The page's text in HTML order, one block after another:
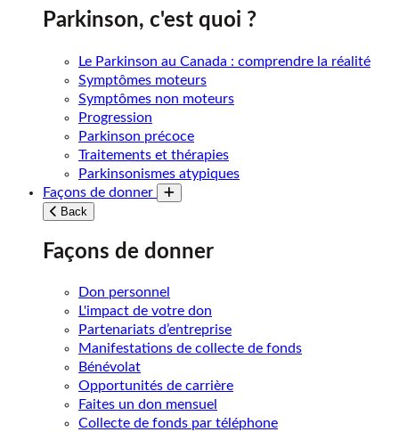
Parkinson, c'est quoi ?
Le Parkinson au Canada : comprendre la réalité
Symptômes moteurs
Symptômes non moteurs
Progression
Parkinson précoce
Traitements et thérapies
Parkinsonismes atypiques
Façons de donner
Toggle submenu
Back
Façons de donner
Don personnel
L'impact de votre don
Partenariats d’entreprise
Manifestations de collecte de fonds
Bénévolat
Opportunités de carrière
Faites un don mensuel
Collecte de fonds par téléphone